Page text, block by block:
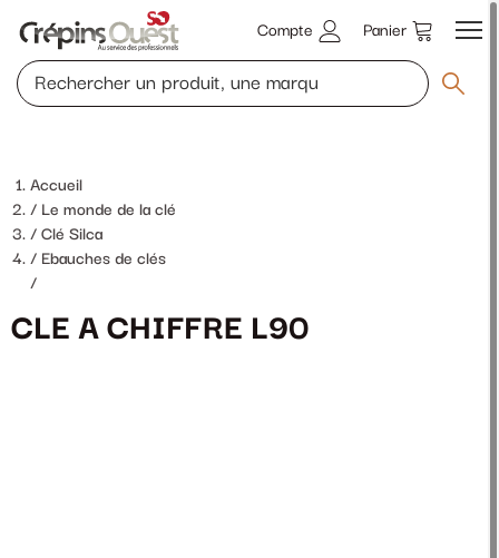
Compte Panier
Accueil
Le monde de la clé
Clé Silca
Ebauches de clés
/
CLE A CHIFFRE L90